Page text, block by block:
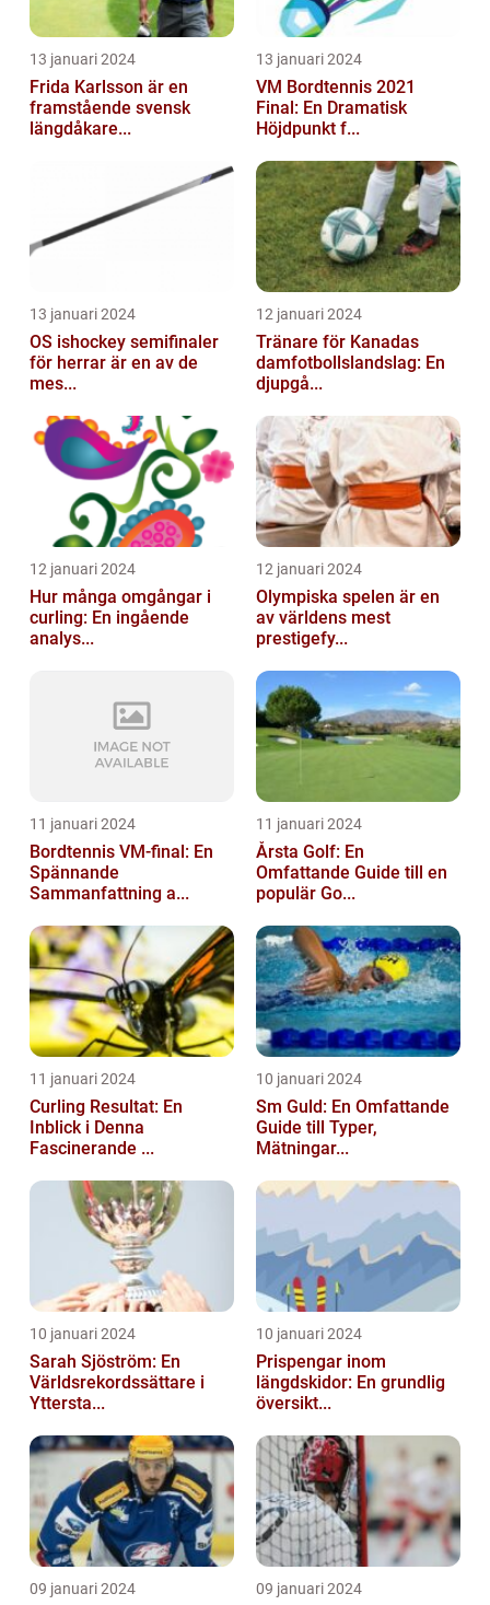
13 januari 2024
Frida Karlsson är en
framstående svensk
längdåkare...
13 januari 2024
VM Bordtennis 2021
Final: En Dramatisk
Höjdpunkt f...
13 januari 2024
OS ishockey semifinaler
för herrar är en av de
mes...
12 januari 2024
Tränare för Kanadas
damfotbollslandslag: En
djupgå...
12 januari 2024
Hur många omgångar i
curling: En ingående
analys...
12 januari 2024
Olympiska spelen är en
av världens mest
prestigefy...
11 januari 2024
Bordtennis VM-final: En
Spännande
Sammanfattning a...
11 januari 2024
Årsta Golf: En
Omfattande Guide till en
populär Go...
11 januari 2024
Curling Resultat: En
Inblick i Denna
Fascinerande ...
10 januari 2024
Sm Guld: En Omfattande
Guide till Typer,
Mätningar...
10 januari 2024
Sarah Sjöström: En
Världsrekordssättare i
Yttersta...
10 januari 2024
Prispengar inom
längdskidor: En grundlig
översikt...
09 januari 2024 09 januari 2024